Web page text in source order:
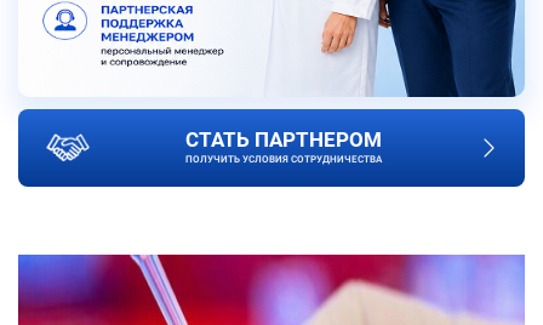
СТАТЬ ПАРТНЕРОМ
ПОЛУЧИТЬ УСЛОВИЯ СОТРУДНИЧЕСТВА